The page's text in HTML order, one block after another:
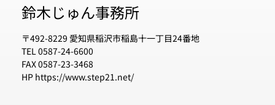
鈴木じゅん事務所
〒492-8229 愛知県稲沢市稲島十一丁目24番地
TEL 0587-24-6600
FAX 0587-23-3468
HP https://www.step21.net/